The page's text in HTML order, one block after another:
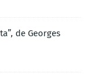
de Georges